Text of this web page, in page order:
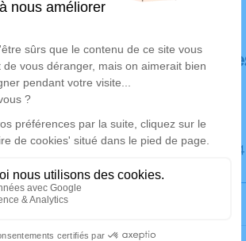
Déroulé
Le lundi
Eglise